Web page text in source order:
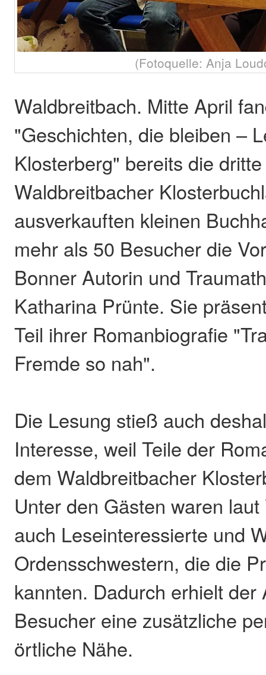
(Fotoquelle: Anja
Waldbreitbach. Mitte April
"Geschichten, die bleiben –
Klosterberg" bereits die
Waldbreitbacher
ausverkauften kleinen
mehr als 50 Besucher die
Bonner Autorin und
Katharina Prünte. Sie
Teil ihrer Romanbiografie
Fremde so nah".
Die Lesung stieß auch
Interesse, weil Teile der
dem Waldbreitbacher
Unter den Gästen waren
auch Leseinteressierte und
Ordensschwestern, die die
kannten. Dadurch erhielt der
Besucher eine zusätzliche
örtliche Nähe.